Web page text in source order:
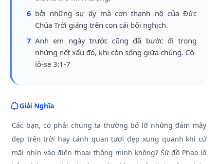
6 bởi những sự ấy mà cơn thạnh nộ của Đức
Chúa Trời giáng trên con cái bội nghịch.
7 Anh em ngày trước cũng đã bước đi trong
những nết xấu đó, khi còn sống giữa chúng. Cô-
lô-se 3:1-7
Giải Nghĩa
Các bạn, có phải chúng ta thường bỏ lỡ những đám mây
đẹp trên trời hay cảnh quan tươi đẹp xung quanh khi cứ
mãi nhìn vào điện thoại thông minh không? Sứ đồ Phao-lô